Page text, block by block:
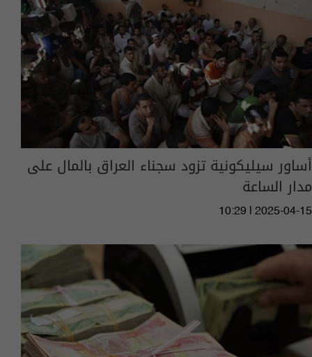
أساور سيليكونية تزود سجناء العراق بالمال على
مدار الساعة
10:29 | 2025-04-15